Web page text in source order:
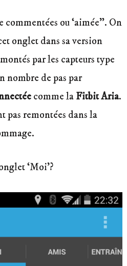
ou ‘aimée”. On
onglet dans sa version
par les capteurs type
nombre de pas par
comme la Fitbit Aria.
pas remontées dans la
‘Moi’?